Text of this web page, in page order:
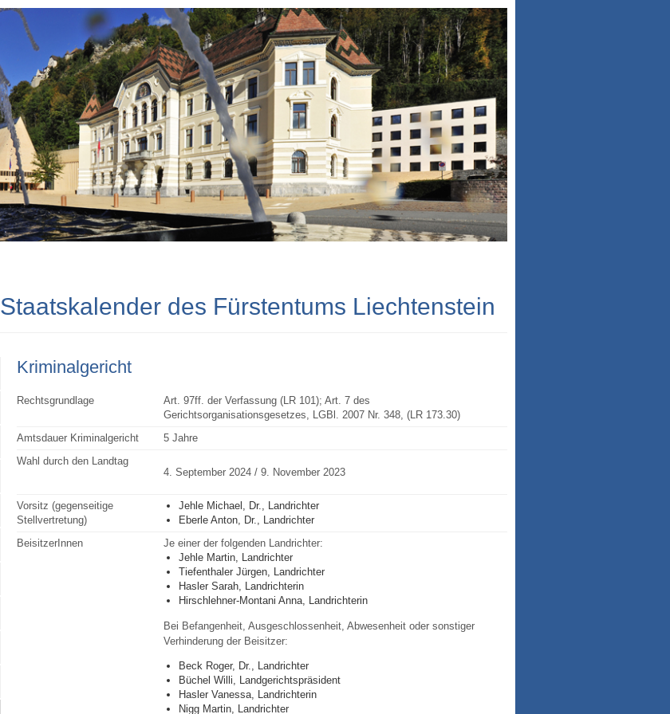
Staatskalender des Fürstentums Liechtenstein
Kriminal­gericht
Rechtsgrundlage
Art. 97ff. der Verfassung (LR 101); Art. 7 des
Gerichtsorganisationsgesetzes, LGBl. 2007 Nr. 348, (LR 173.30)
Amtsdauer Kriminalgericht
5 Jahre
Wahl durch den Landtag
4. September 2024 / 9. November 2023
Vorsitz (gegenseitige
Stellvertretung)
Jehle Michael, Dr., Landrichter
Eberle Anton, Dr., Landrichter
BeisitzerInnen
Je einer der folgenden Landrichter:
Jehle Martin, Landrichter
Tiefenthaler Jürgen, Landrichter
Hasler Sarah, Landrichterin
Hirschlehner-Montani Anna, Landrichterin
Bei Befangenheit, Ausgeschlossenheit, Abwesenheit oder sonstiger
Verhinderung der Beisitzer:
Beck Roger, Dr., Landrichter
Büchel Willi, Landgerichtspräsident
Hasler Vanessa, Landrichterin
Nigg Martin, Landrichter